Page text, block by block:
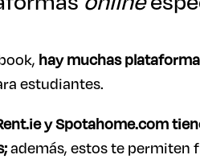
hay muchas
estudiantes.
y Spotahome.com
además, estos te permiten